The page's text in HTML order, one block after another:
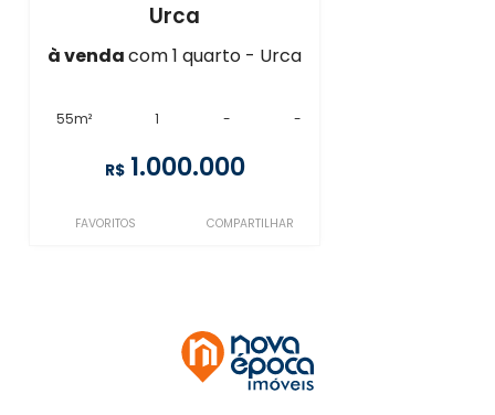
Urca
à vendacom 1 quarto - Urca
55m² 1 - -
R$ 1.000.000
FAVORITOS COMPARTILHAR